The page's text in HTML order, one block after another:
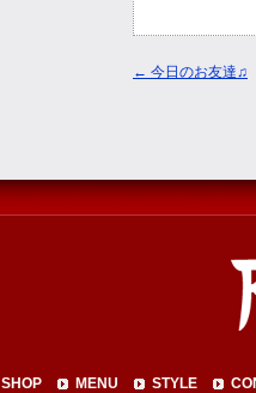
← 今日のお友達♫
SHOP MENU STYLE